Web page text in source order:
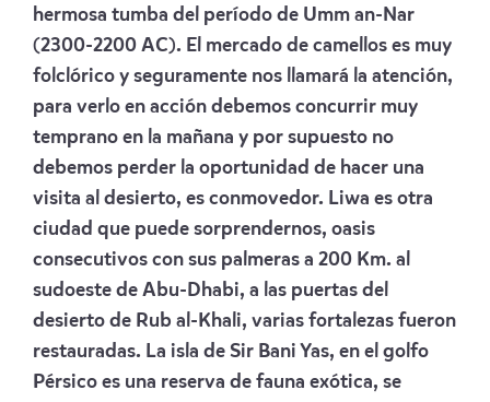
hermosa tumba del período de Umm an-Nar
(2300-2200 AC). El mercado de camellos es muy
folclórico y seguramente nos llamará la atención,
para verlo en acción debemos concurrir muy
temprano en la mañana y por supuesto no
debemos perder la oportunidad de hacer una
visita al desierto, es conmovedor. Liwa es otra
ciudad que puede sorprendernos, oasis
consecutivos con sus palmeras a 200 Km. al
sudoeste de Abu-Dhabi, a las puertas del
desierto de Rub al-Khali, varias fortalezas fueron
restauradas. La isla de Sir Bani Yas, en el golfo
Pérsico es una reserva de fauna exótica, se